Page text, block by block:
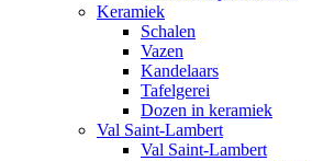
Keramiek
Schalen
Vazen
Kandelaars
Tafelgerei
Dozen in keramiek
Val Saint-Lambert
Val Saint-Lambert